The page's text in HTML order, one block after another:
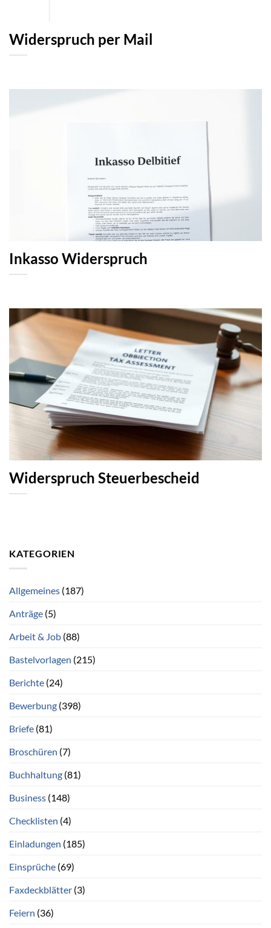
Widerspruch per Mail
Inkasso Widerspruch
Widerspruch Steuerbescheid
KATEGORIEN
Allgemeines (187)
Anträge (5)
Arbeit & Job (88)
Bastelvorlagen (215)
Berichte (24)
Bewerbung (398)
Briefe (81)
Broschüren (7)
Buchhaltung (81)
Business (148)
Checklisten (4)
Einladungen (185)
Einsprüche (69)
Faxdeckblätter (3)
Feiern (36)